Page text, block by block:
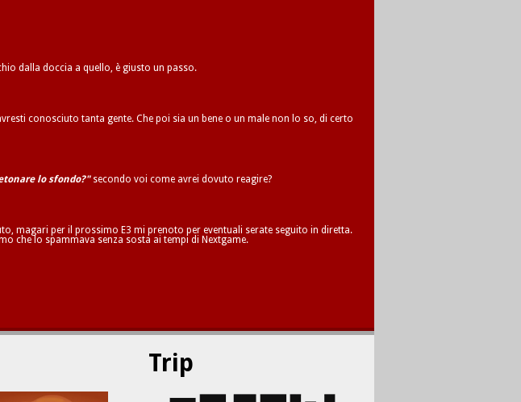
dalla doccia a quello, è giusto un passo.
conosciuto tanta gente. Che poi sia un bene o un male non lo so, di certo
lo sfondo?"secondo voi come avrei dovuto reagire?
magari per il prossimo E3 mi prenoto per eventuali serate seguito in diretta.
che lo spammava senza sosta ai tempi di Nextgame.
Trip